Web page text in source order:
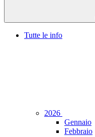
Tutte le info
2026
Gennaio
Febbraio